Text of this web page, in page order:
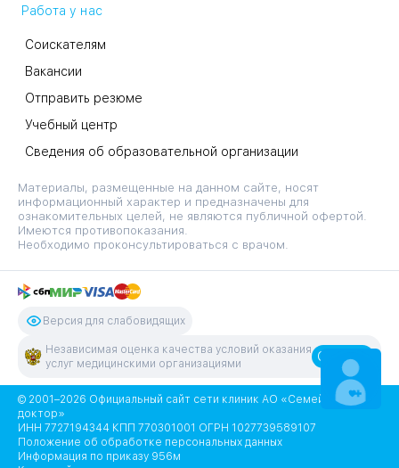
Работа у нас
Соискателям
Вакансии
Отправить резюме
Учебный центр
Сведения об образовательной организации
Материалы, размещенные на данном сайте, носят
информационный характер и предназначены для
ознакомительных целей, не являются публичной офертой.
Имеются противопоказания.
Необходимо проконсультироваться с врачом.
Версия для слабовидящих
Независимая оценка качества условий оказания
услуг медицинскими организациями
Оценить
© 2001–2026 Официальный сайт сети клиник АО «Семейный
доктор»
ИНН 7727194344 КПП 770301001 ОГРН 1027739589107
Положение об обработке персональных данных
Информация по приказу 956м
ЗАПИСАТЬСЯ
НА ПРИЕМ